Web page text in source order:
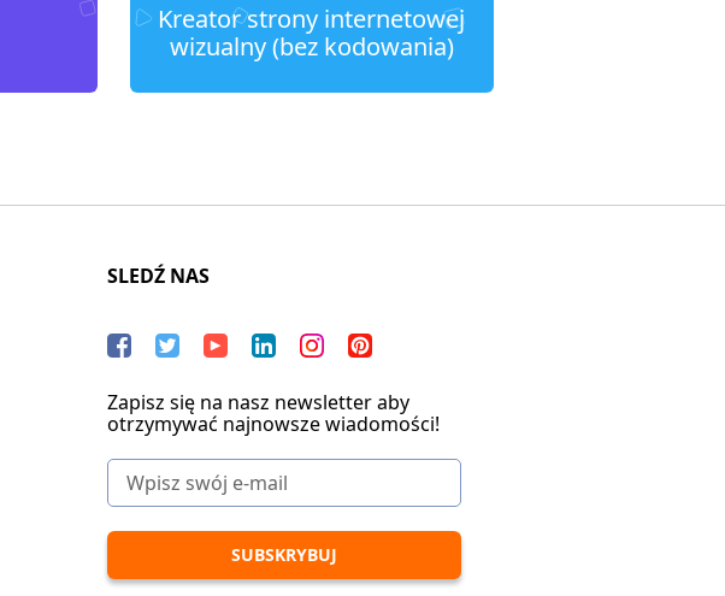
Kreator strony internetowej
wizualny (bez kodowania)
SLEDŹ NAS
Zapisz się na nasz newsletter aby
otrzymywać najnowsze wiadomości!